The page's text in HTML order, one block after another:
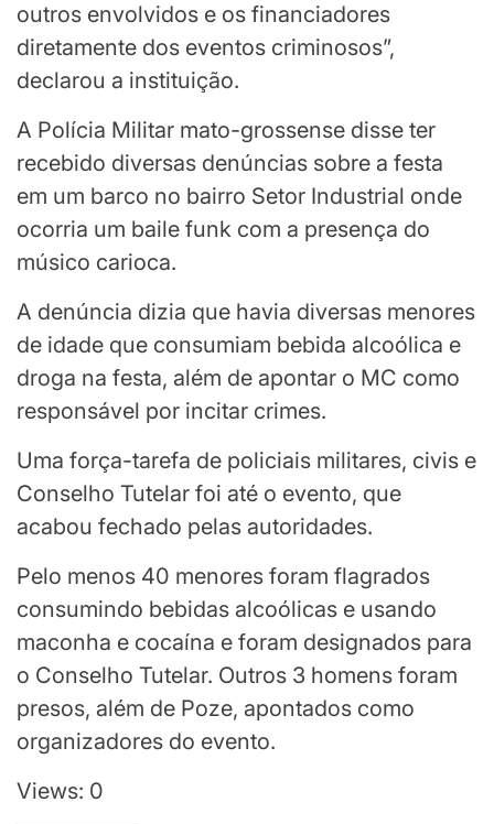
outros envolvidos e os financiadores
diretamente dos eventos criminosos”,
declarou a instituição.
A Polícia Militar mato-grossense disse ter
recebido diversas denúncias sobre a festa
em um barco no bairro Setor Industrial onde
ocorria um baile funk com a presença do
músico carioca.
A denúncia dizia que havia diversas menores
de idade que consumiam bebida alcoólica e
droga na festa, além de apontar o MC como
responsável por incitar crimes.
Uma força-tarefa de policiais militares, civis e
Conselho Tutelar foi até o evento, que
acabou fechado pelas autoridades.
Pelo menos 40 menores foram flagrados
consumindo bebidas alcoólicas e usando
maconha e cocaína e foram designados para
o Conselho Tutelar. Outros 3 homens foram
presos, além de Poze, apontados como
organizadores do evento.
Views: 0